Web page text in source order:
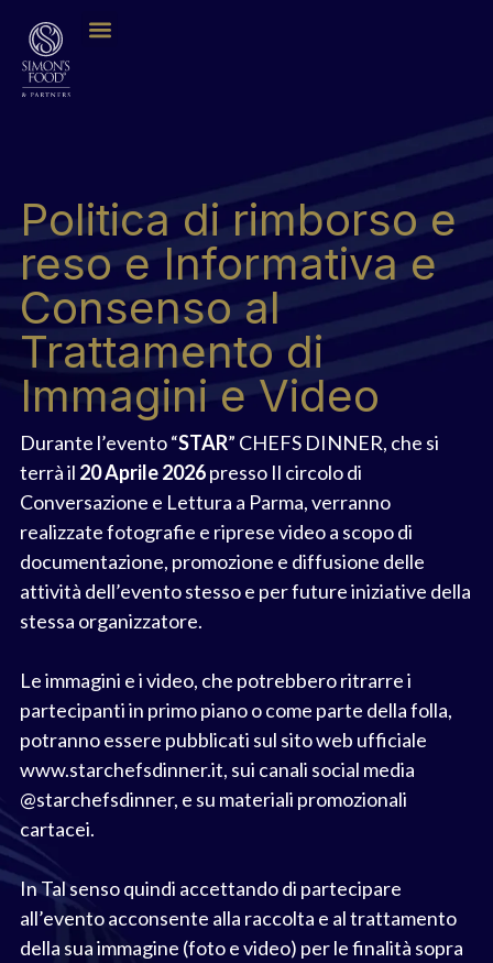
Politica di rimborso e
reso e Informativa e
Consenso al
Trattamento di
Immagini e Video
Durante l’evento “STAR” CHEFS DINNER, che si
terrà il 20 Aprile 2026presso Il circolo di
Conversazione e Lettura a Parma, verranno
realizzate fotografie e riprese video a scopo di
documentazione, promozione e diffusione delle
attività dell’evento stesso e per future iniziative della
stessa organizzatore.
Le immagini e i video, che potrebbero ritrarre i
partecipanti in primo piano o come parte della folla,
potranno essere pubblicati sul sito web ufficiale
www.starchefsdinner.it, sui canali social media
@starchefsdinner, e su materiali promozionali
cartacei.
In Tal senso quindi accettando di partecipare
all’evento acconsente alla raccolta e al trattamento
della sua immagine (foto e video) per le finalità sopra